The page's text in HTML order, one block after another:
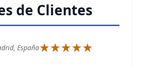
de Clientes
España★★★★★